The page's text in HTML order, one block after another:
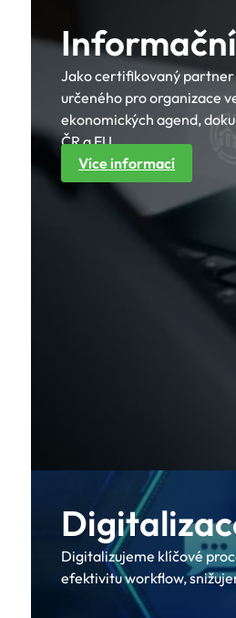
Jako certifikovaný
určeného pro organizace
ekonomických agend,
ČR a EU.
Více informací
Digitalizujeme klíčové
efektivitu workflow,